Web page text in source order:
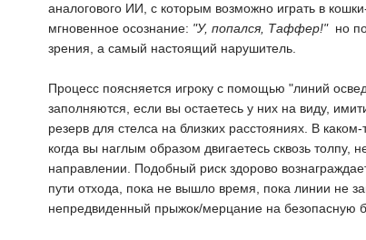
аналогового ИИ, с которым возможно играть в
мгновенное осознание: "У, попался, Таффер!" но
зрения, а самый настоящий нарушитель.
Процесс поясняется игроку с помощью "линий
заполняются, если вы остаетесь у них на виду,
резерв для стелса на близких расстояниях. В
когда вы наглым образом двигаетесь сквозь
направлении. Подобный риск здорово
пути отхода, пока не вышло время, пока линии не
непредвиденный прыжок/мерцание на безопасную